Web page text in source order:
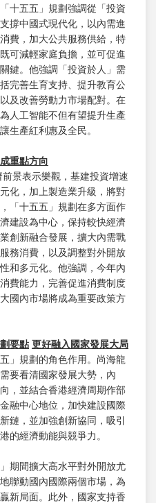
十五五」規劃強調從「投資
撐中國式現代化，以內需進
費，加大公共服務供給，特
可減輕家庭負擔，並可促進
鍵。他強調「投資於人」需
完善生育支持、提升教育公
及改善勞動力市場配對。在
人工智能不但有望提升生產
生產紅利惠及全民。
重點方向
景表示樂觀，基建投資增速
化，加上製造業升級，將對
「十五五」規劃在多方面作
建設為中心，保持較快經濟
創新融合發展，擴大內需戰
務消費，以及調整對外開放
和多元化。他強調，今年內
費能力，完善促進消費制度
國內市場將成為重要政策方
要點 更好融入國家發展大局
」規劃的角色作用。尚海龍
要看清國家發展大勢，內
，並結合香港經濟周期作部
融中心地位，加快建設國際
鏈，並加強創新協同，吸引
的經濟動能與競爭力。
期間擴大高水平對外開放尤
聯動國內國際兩個市場，為
新局面。此外，國家支持香